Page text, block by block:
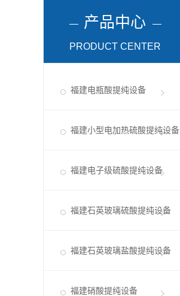
产品中心
PRODUCT CENTER
福建电瓶酸提纯设备
福建小型电加热硫酸提纯设备
福建电子级硫酸提纯设备
福建石英玻璃硫酸提纯设备
福建石英玻璃盐酸提纯设备
福建硝酸提纯设备